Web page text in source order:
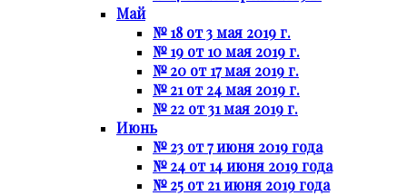
Май
№ 18 от 3 мая 2019 г.
№ 19 от 10 мая 2019 г.
№ 20 от 17 мая 2019 г.
№ 21 от 24 мая 2019 г.
№ 22 от 31 мая 2019 г.
Июнь
№ 23 от 7 июня 2019 года
№ 24 от 14 июня 2019 года
№ 25 от 21 июня 2019 года